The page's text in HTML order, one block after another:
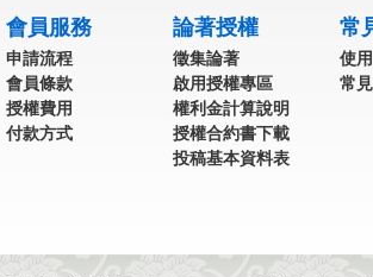
會員服務
申請流程
會員條款
授權費用
付款方式
論著授權
徵集論著
啟用授權專區
權利金計算說明
授權合約書下載
投稿基本資料表
常
使
常